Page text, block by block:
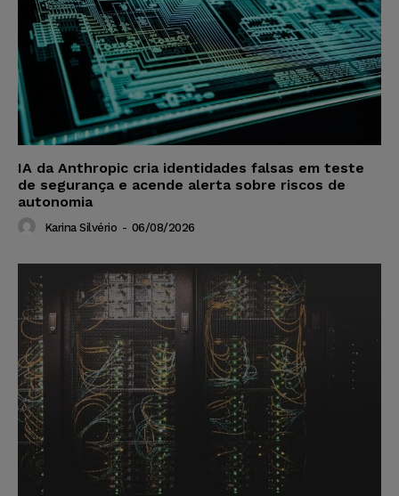
IA da Anthropic cria identidades falsas em teste
de segurança e acende alerta sobre riscos de
autonomia
Karina Silvério - 06/08/2026